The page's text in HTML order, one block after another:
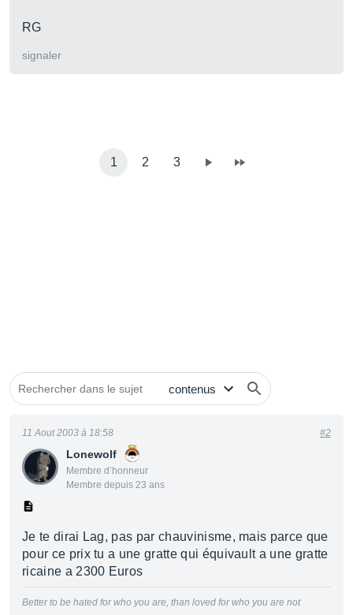
RG
signaler
1 2 3
Lonewolf
Membre d’honneur
Membre depuis 23 ans
11 Aout 2003 à 18:58 #2
Je te dirai Lag, pas par chauvinisme, mais parce que
pour ce prix tu a une gratte qui équivault a une gratte
ricaine a 2300 Euros
Better to be hated for who you are, than loved for who you are not